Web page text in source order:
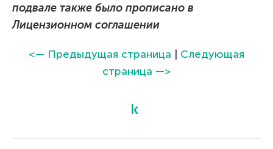
подвале также было прописано в
Лицензионном соглашении
<— Предыдущая страница | Следующая
страница —>